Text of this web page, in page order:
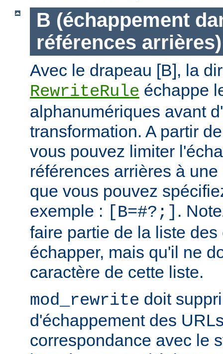
B (échappement
références arrières)
Avec le drapeau [B], la
RewriteRule échappe
alphanumériques avant
transformation. A partir
vous pouvez limiter
références arrières à
que vous pouvez
exemple : [B=#?;] .
faire partie de la liste des
échapper, mais qu'il ne
caractère de cette liste.
mod_rewrite doit
d'échappement des
correspondance avec le